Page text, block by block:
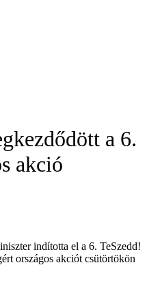
a 6.
akció
indította el a 6. TeSzedd!
országos akciót csütörtökön